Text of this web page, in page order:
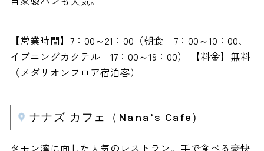
【営業時間】7：00～21：00（朝食 7：00～10：00、
イブニングカクテル 17：00～19：00） 【料金】無料
（メダリオンフロア宿泊客）
ナナズ カフェ（Nana’s Cafe）
タモン湾に面した人気のレストラン。手で食べる豪快